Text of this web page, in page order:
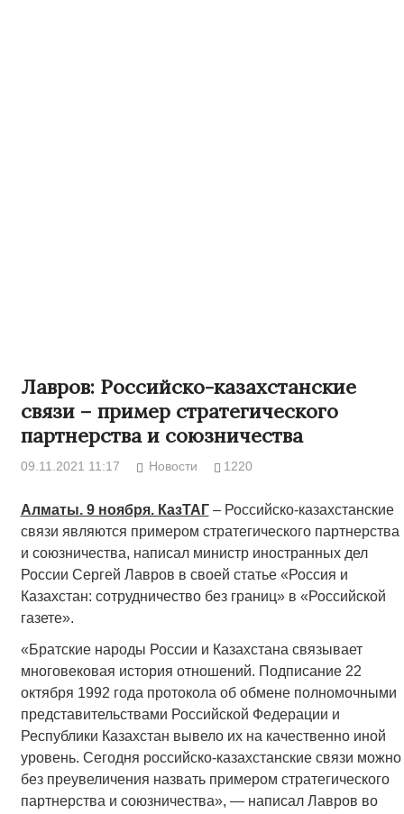
Лавров: Российско-казахстанские
связи – пример стратегического
партнерства и союзничества
09.11.2021 11:17 Новости 1220
Алматы. 9 ноября. КазТАГ– Российско-казахстанские
связи являются примером стратегического партнерства
и союзничества, написал министр иностранных дел
России Сергей Лавров в своей статье «Россия и
Казахстан: сотрудничество без границ» в «Российской
газете».
«Братские народы России и Казахстана связывает
многовековая история отношений. Подписание 22
октября 1992 года протокола об обмене полномочными
представительствами Российской Федерации и
Республики Казахстан вывело их на качественно иной
уровень. Сегодня российско-казахстанские связи можно
без преувеличения назвать примером стратегического
партнерства и союзничества», — написал Лавров во